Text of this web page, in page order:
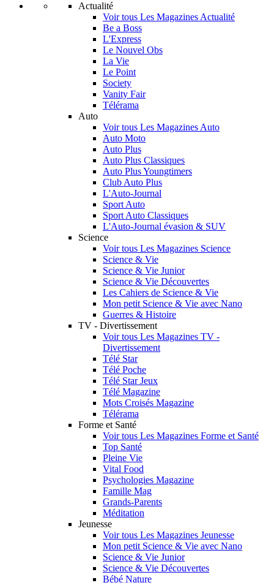
Actualité
Voir tous Les Magazines Actualité
Be a Boss
L'Express
Le Nouvel Obs
La Vie
Le Point
Society
Vanity Fair
Télérama
Auto
Voir tous Les Magazines Auto
Auto Moto
Auto Plus
Auto Plus Classiques
Auto Plus Youngtimers
Club Auto Plus
L'Auto-Journal
Sport Auto
Sport Auto Classiques
L'Auto-Journal évasion & SUV
Science
Voir tous Les Magazines Science
Science & Vie
Science & Vie Junior
Science & Vie Découvertes
Les Cahiers de Science & Vie
Mon petit Science & Vie avec Nano
Guerres & Histoire
TV - Divertissement
Voir tous Les Magazines TV -
Divertissement
Télé Star
Télé Poche
Télé Star Jeux
Télé Magazine
Mots Croisés Magazine
Télérama
Forme et Santé
Voir tous Les Magazines Forme et Santé
Top Santé
Pleine Vie
Vital Food
Psychologies Magazine
Famille Mag
Grands-Parents
Méditation
Jeunesse
Voir tous Les Magazines Jeunesse
Mon petit Science & Vie avec Nano
Science & Vie Junior
Science & Vie Découvertes
Bébé Nature